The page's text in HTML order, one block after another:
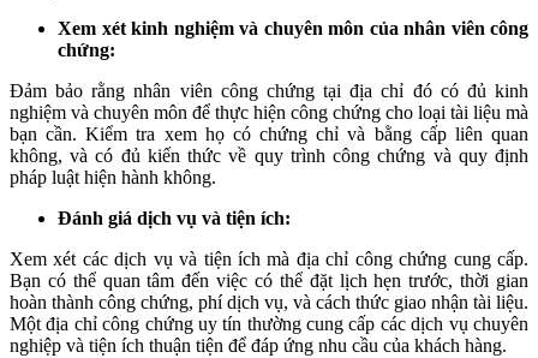
Xem xét kinh nghiệm và chuyên môn của nhân viên công
chứng:
Đảm bảo rằng nhân viên công chứng tại địa chỉ đó có đủ kinh
nghiệm và chuyên môn để thực hiện công chứng cho loại tài liệu mà
bạn cần. Kiểm tra xem họ có chứng chỉ và bằng cấp liên quan
không, và có đủ kiến thức về quy trình công chứng và quy định
pháp luật hiện hành không.
Đánh giá dịch vụ và tiện ích:
Xem xét các dịch vụ và tiện ích mà địa chỉ công chứng cung cấp.
Bạn có thể quan tâm đến việc có thể đặt lịch hẹn trước, thời gian
hoàn thành công chứng, phí dịch vụ, và cách thức giao nhận tài liệu.
Một địa chỉ công chứng uy tín thường cung cấp các dịch vụ chuyên
nghiệp và tiện ích thuận tiện để đáp ứng nhu cầu của khách hàng.